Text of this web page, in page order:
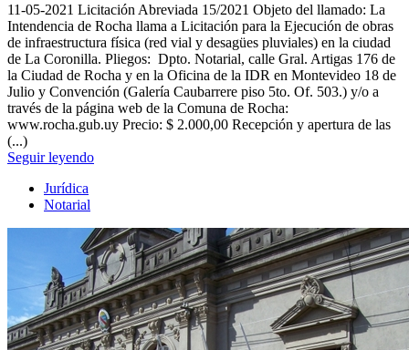
11-05-2021 Licitación Abreviada 15/2021 Objeto del llamado: La
Intendencia de Rocha llama a Licitación para la Ejecución de obras
de infraestructura física (red vial y desagües pluviales) en la ciudad
de La Coronilla. Pliegos: Dpto. Notarial, calle Gral. Artigas 176 de
la Ciudad de Rocha y en la Oficina de la IDR en Montevideo 18 de
Julio y Convención (Galería Caubarrere piso 5to. Of. 503.) y/o a
través de la página web de la Comuna de Rocha:
www.rocha.gub.uy Precio: $ 2.000,00 Recepción y apertura de las
(...)
Seguir leyendo
Jurídica
Notarial